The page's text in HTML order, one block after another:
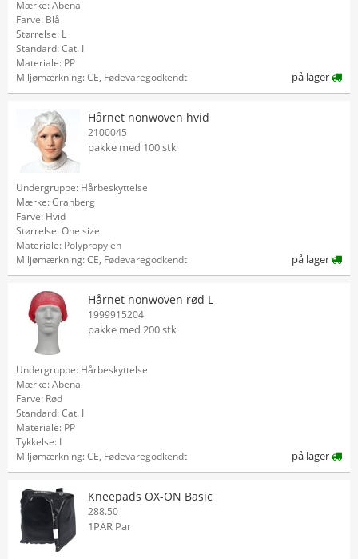
Mærke: Abena
Farve: Blå
Størrelse: L
Standard: Cat. I
Materiale: PP
Miljømærkning: CE, Fødevaregodkendt
på lager
Hårnet nonwoven hvid
2100045
pakke med 100 stk
Undergruppe: Hårbeskyttelse
Mærke: Granberg
Farve: Hvid
Størrelse: One size
Materiale: Polypropylen
Miljømærkning: CE, Fødevaregodkendt
på lager
Hårnet nonwoven rød L
1999915204
pakke med 200 stk
Undergruppe: Hårbeskyttelse
Mærke: Abena
Farve: Rød
Standard: Cat. I
Materiale: PP
Tykkelse: L
Miljømærkning: CE, Fødevaregodkendt
på lager
Kneepads OX-ON Basic
288.50
1PAR Par